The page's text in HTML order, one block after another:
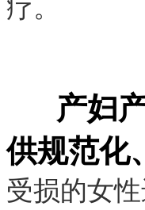
疗。
产妇
供规范化
受损的女